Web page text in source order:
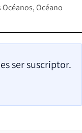
Océanos Océano
ser suscriptor.